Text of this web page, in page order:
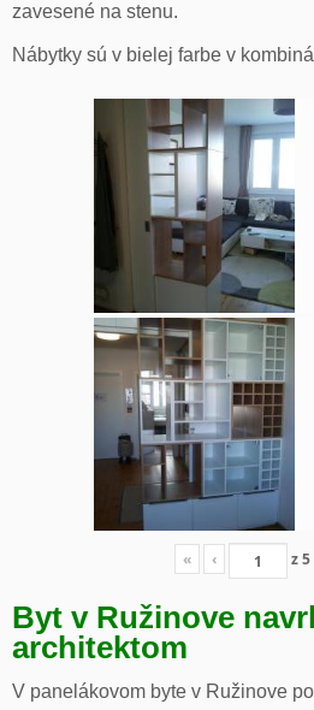
zavesené na stenu.
Nábytky sú v bielej farbe v
« ‹ z5
Byt v Ružinove
architektom
V panelákovom byte v Ružinove